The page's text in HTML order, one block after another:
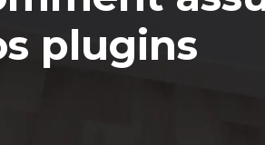
plugins